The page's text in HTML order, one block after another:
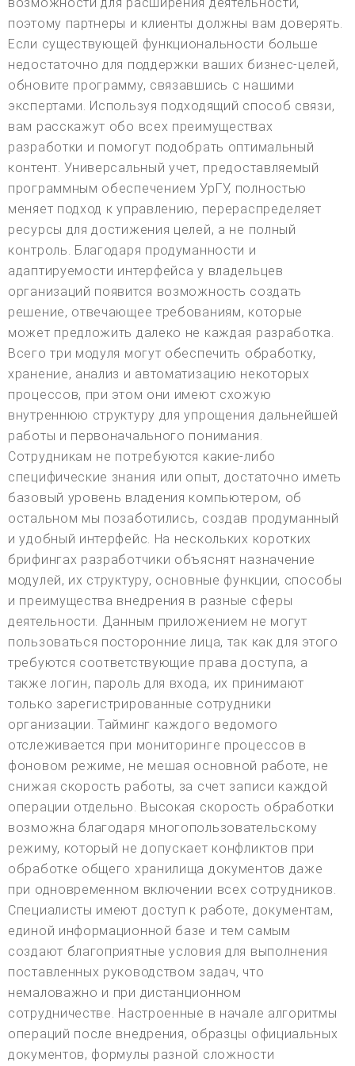
поэтому партнеры и клиенты должны вам доверять.
Если существующей функциональности больше
недостаточно для поддержки ваших бизнес-целей,
обновите программу, связавшись с нашими
экспертами. Используя подходящий способ связи,
вам расскажут обо всех преимуществах
разработки и помогут подобрать оптимальный
контент. Универсальный учет, предоставляемый
программным обеспечением УрГУ, полностью
меняет подход к управлению, перераспределяет
ресурсы для достижения целей, а не полный
контроль. Благодаря продуманности и
адаптируемости интерфейса у владельцев
организаций появится возможность создать
решение, отвечающее требованиям, которые
может предложить далеко не каждая разработка.
Всего три модуля могут обеспечить обработку,
хранение, анализ и автоматизацию некоторых
процессов, при этом они имеют схожую
внутреннюю структуру для упрощения дальнейшей
работы и первоначального понимания.
Сотрудникам не потребуются какие-либо
специфические знания или опыт, достаточно иметь
базовый уровень владения компьютером, об
остальном мы позаботились, создав продуманный
и удобный интерфейс. На нескольких коротких
брифингах разработчики объяснят назначение
модулей, их структуру, основные функции, способы
и преимущества внедрения в разные сферы
деятельности. Данным приложением не могут
пользоваться посторонние лица, так как для этого
требуются соответствующие права доступа, а
также логин, пароль для входа, их принимают
только зарегистрированные сотрудники
организации. Тайминг каждого ведомого
отслеживается при мониторинге процессов в
фоновом режиме, не мешая основной работе, не
снижая скорость работы, за счет записи каждой
операции отдельно. Высокая скорость обработки
возможна благодаря многопользовательскому
режиму, который не допускает конфликтов при
обработке общего хранилища документов даже
при одновременном включении всех сотрудников.
Специалисты имеют доступ к работе, документам,
единой информационной базе и тем самым
создают благоприятные условия для выполнения
поставленных руководством задач, что
немаловажно и при дистанционном
сотрудничестве. Настроенные в начале алгоритмы
операций после внедрения, образцы официальных
документов, формулы разной сложности